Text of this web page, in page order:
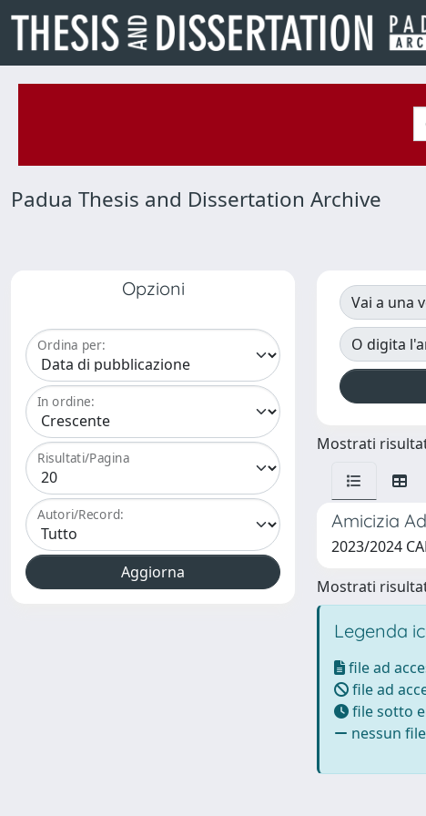
Padua Thesis and Dissertation Archive
Opzioni
Ordina per:
In ordine:
Risultati/Pagina
Autori/Record:
Vai a una
O digita
Mostrati
Amicizia
2023/2024
Mostrati
Legenda
file ad
file ad
file sotto
nessun